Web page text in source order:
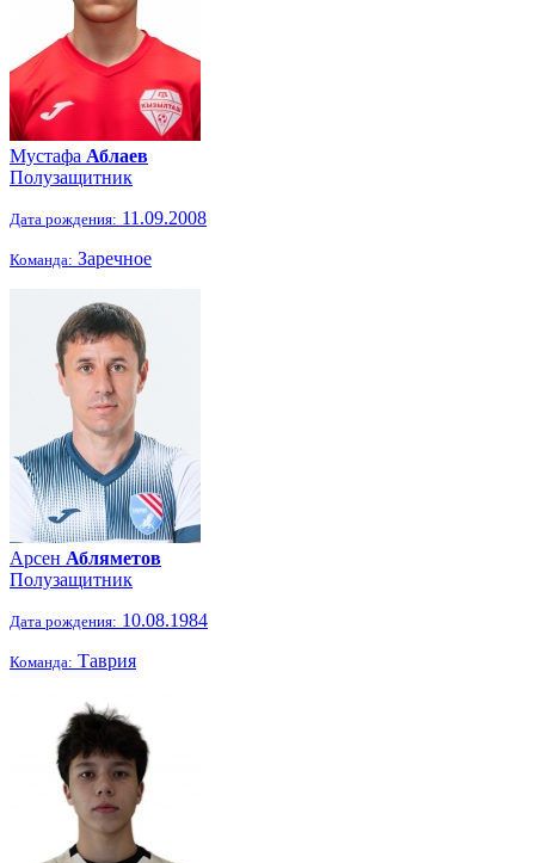
Мустафа Аблаев
Полузащитник
Дата рождения: 11.09.2008
Команда: Заречное
Арсен Абляметов
Полузащитник
Дата рождения: 10.08.1984
Команда: Таврия